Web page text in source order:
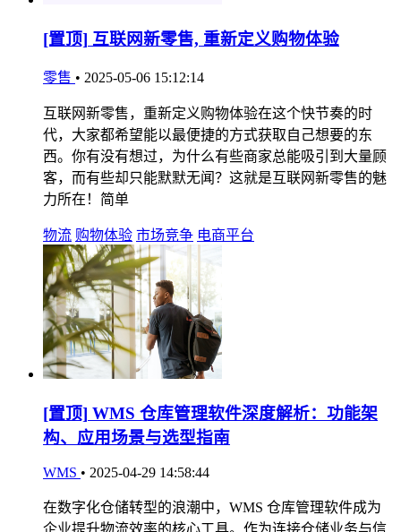
[置顶] 互联网新零售, 重新定义购物体验
零售 • 2025-05-06 15:12:14
互联网新零售，重新定义购物体验在这个快节奏的时
代，大家都希望能以最便捷的方式获取自己想要的东
西。你有没有想过，为什么有些商家总能吸引到大量顾
客，而有些却只能默默无闻？这就是互联网新零售的魅
力所在！简单
物流 购物体验 市场竞争 电商平台
[置顶] WMS 仓库管理软件深度解析：功能架
构、应用场景与选型指南
WMS • 2025-04-29 14:58:44
在数字化仓储转型的浪潮中，WMS 仓库管理软件成为
企业提升物流效率的核心工具。作为连接仓储业务与信